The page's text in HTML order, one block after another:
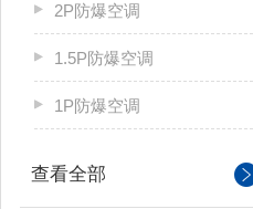
2P防爆空调
1.5P防爆空调
1P防爆空调
查看全部